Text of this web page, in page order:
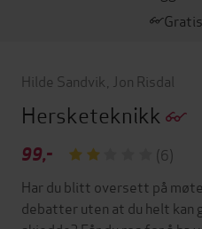
Hilde Sandvik Jon Risdal
Hersketeknikk
99,-
(6)
Har du blitt oversett på
debatter uten at du helt kan